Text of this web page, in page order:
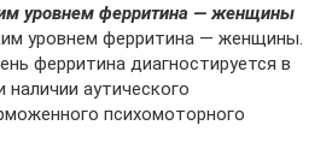
уровнем ферритина — женщины
уровнем ферритина — женщины.
ферритина диагностируется в
аутического
психомоторного